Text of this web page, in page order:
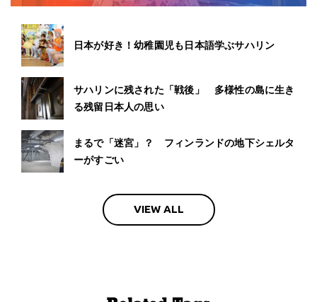
日本が好き！幼稚園児も日本語学ぶサハリン
サハリンに残された「戦後」 多様性の島に生き
る残留日本人の思い
まるで「迷宮」？ フィンランドの地下シェルタ
ーがすごい
VIEW ALL